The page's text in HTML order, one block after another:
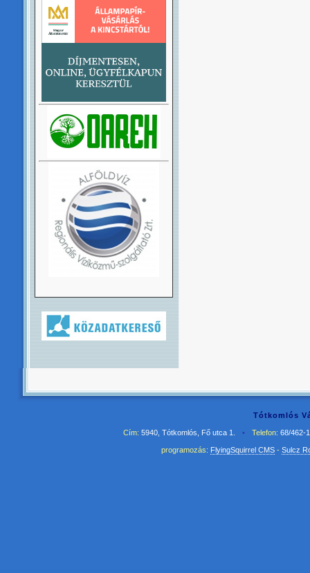
Tótkomlós
Cím: 5940, Tótkomlós, Fő utca 1. • Telefon: 68/462-
programozás: FlyingSquirrel CMS- Sulcz